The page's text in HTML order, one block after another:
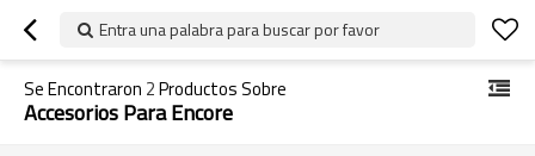
Entra una palabra para buscar por favor
Se Encontraron 2Productos Sobre
Accesorios Para Encore